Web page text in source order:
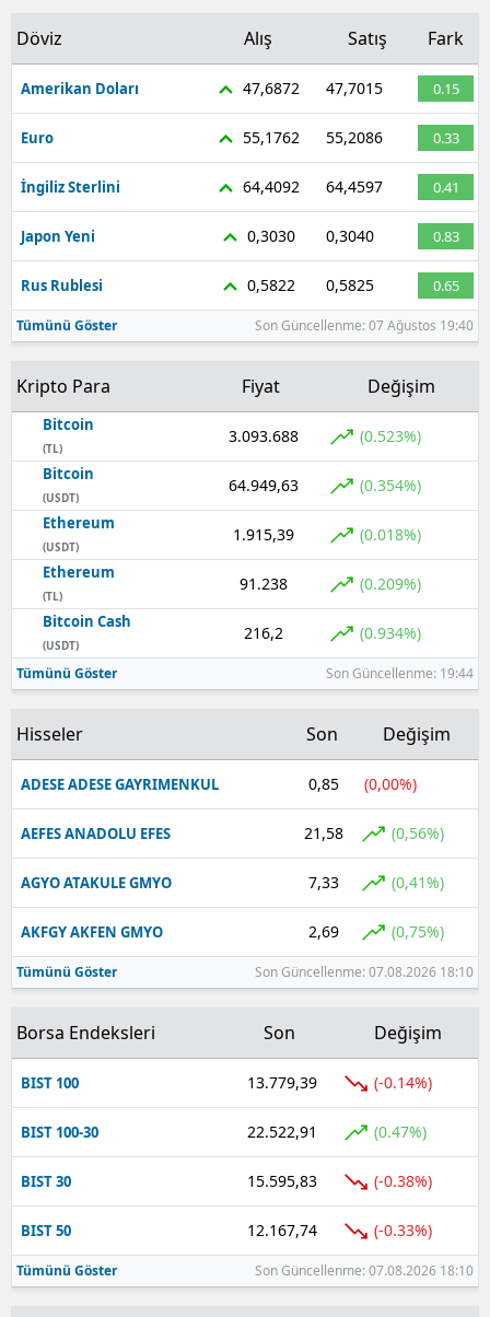
Döviz Alış Satış Fark
Amerikan Doları 47,6872 47,7015 0.15
Euro 55,1762 55,2086 0.33
İngiliz Sterlini 64,4092 64,4597 0.41
Japon Yeni 0,3030 0,3040 0.83
Rus Rublesi 0,5822 0,5825 0.65
Tümünü Göster Son Güncellenme: 07 Ağustos 19:40
Kripto Para Fiyat Değişim
Bitcoin
(TL)
3.093.688 (0.523%)
Bitcoin
(USDT)
64.949,63 (0.354%)
Ethereum
(USDT)
1.915,39 (0.018%)
Ethereum
(TL)
91.238 (0.209%)
Bitcoin Cash
(USDT)
216,2 (0.934%)
Tümünü Göster Son Güncellenme: 19:44
Hisseler Son Değişim
ADESE ADESE GAYRIMENKUL 0,85 (0,00%)
AEFES ANADOLU EFES 21,58 (0,56%)
AGYO ATAKULE GMYO 7,33 (0,41%)
AKFGY AKFEN GMYO 2,69 (0,75%)
Tümünü Göster Son Güncellenme: 07.08.2026 18:10
Borsa Endeksleri Son Değişim
BIST 100 13.779,39 (-0.14%)
BIST 100-30 22.522,91 (0.47%)
BIST 30 15.595,83 (-0.38%)
BIST 50 12.167,74 (-0.33%)
Tümünü Göster Son Güncellenme: 07.08.2026 18:10